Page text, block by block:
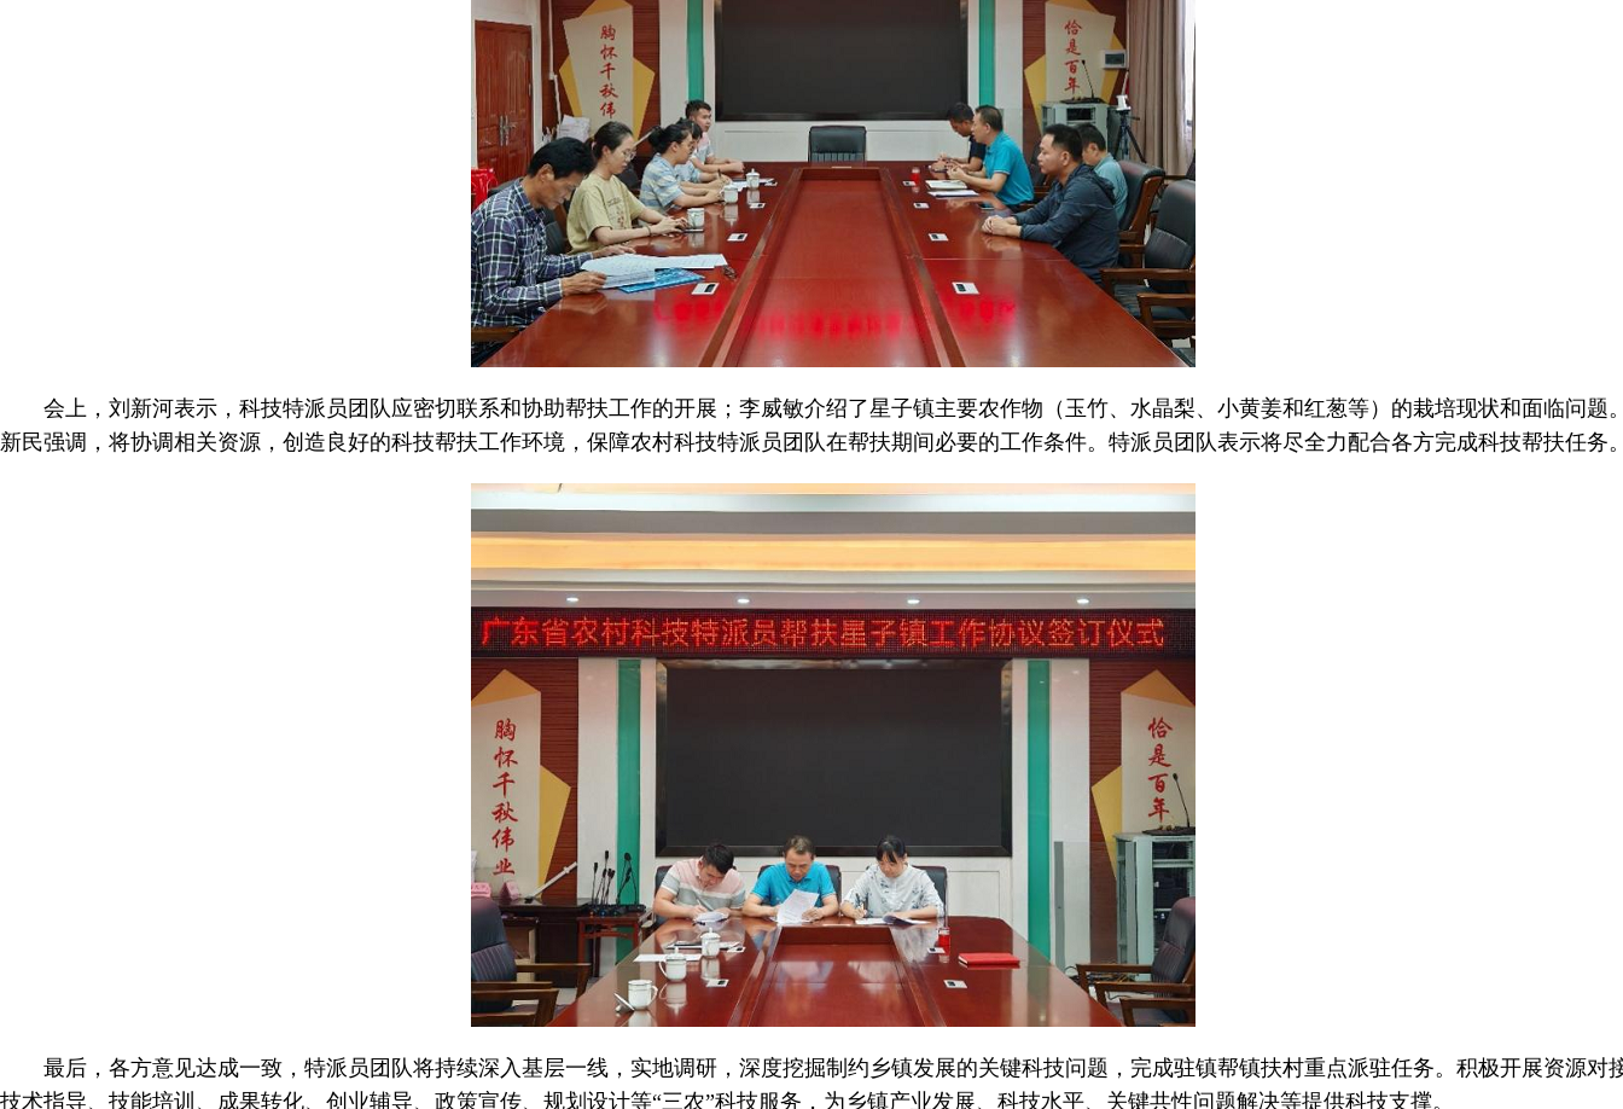
会上，刘新河表示，科技特派员团队应密切联系和协助帮扶工作的开展；李威敏介绍了星子镇主要农作物（玉竹、水晶梨、小黄姜和红葱等）的栽培现状和面临问题
新民强调，将协调相关资源，创造良好的科技帮扶工作环境，保障农村科技特派员团队在帮扶期间必要的工作条件。特派员团队表示将尽全力配合各方完成科技帮扶任务
最后，各方意见达成一致，特派员团队将持续深入基层一线，实地调研，深度挖掘制约乡镇发展的关键科技问题，完成驻镇帮镇扶村重点派驻任务。积极开展资源对
技术指导、技能培训、成果转化、创业辅导、政策宣传、规划设计等“三农”科技服务，为乡镇产业发展、科技水平、关键共性问题解决等提供科技支撑。